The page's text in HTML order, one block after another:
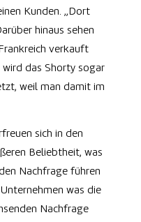
Kunden. „Dort
hinaus sehen
verkauft
das Shorty sogar
weil man damit im
sich in den
Beliebtheit, was
Nachfrage führen
was die
Nachfrage